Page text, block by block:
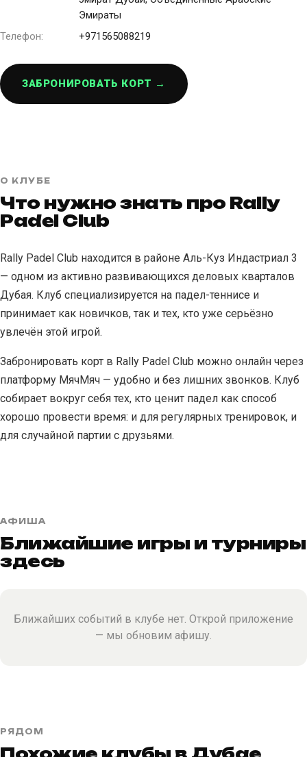
Эмираты
Телефон:
+971565088219
ЗАБРОНИРОВАТЬ КОРТ →
О КЛУБЕ
Что нужно знать про Rally
Padel Club
Rally Padel Club находится в районе Аль-Куз Индастриал 3
— одном из активно развивающихся деловых кварталов
Дубая. Клуб специализируется на падел-теннисе и
принимает как новичков, так и тех, кто уже серьёзно
увлечён этой игрой.
Забронировать корт в Rally Padel Club можно онлайн через
платформу МячМяч — удобно и без лишних звонков. Клуб
собирает вокруг себя тех, кто ценит падел как способ
хорошо провести время: и для регулярных тренировок, и
для случайной партии с друзьями.
АФИША
Ближайшие игры и турниры
здесь
Ближайших событий в клубе нет. Открой приложение
— мы обновим афишу.
РЯДОМ